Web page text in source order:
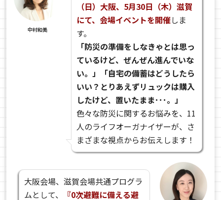
中村和美
（日）大阪、5月30日（木）滋賀
にて、会場イベントを開催しま
す。
「防災の準備をしなきゃとは思っ
ているけど、ぜんぜん進んでいな
い。」「自宅の備蓄はどうしたら
いい？とりあえずリュックは購入
したけど、置いたまま･･･。」
色々な防災に関するお悩みを、11
人のライフオーガナイザーが、さ
まざまな視点からお伝えします！
大阪会場、滋賀会場共通プログラ
ムとして、
『0次避難に備える避